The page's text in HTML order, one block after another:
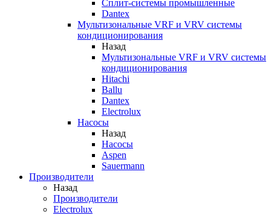
Сплит-системы промышленные
Dantex
Мультизональные VRF и VRV системы
кондиционирования
Назад
Мультизональные VRF и VRV системы
кондиционирования
Hitachi
Ballu
Dantex
Electrolux
Насосы
Назад
Насосы
Aspen
Sauermann
Производители
Назад
Производители
Electrolux